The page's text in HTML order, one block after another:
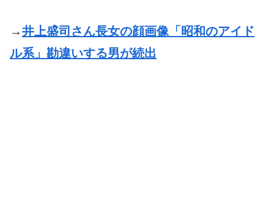
→井上盛司さん長女の顔画像「昭和のアイド
ル系」勘違いする男が続出